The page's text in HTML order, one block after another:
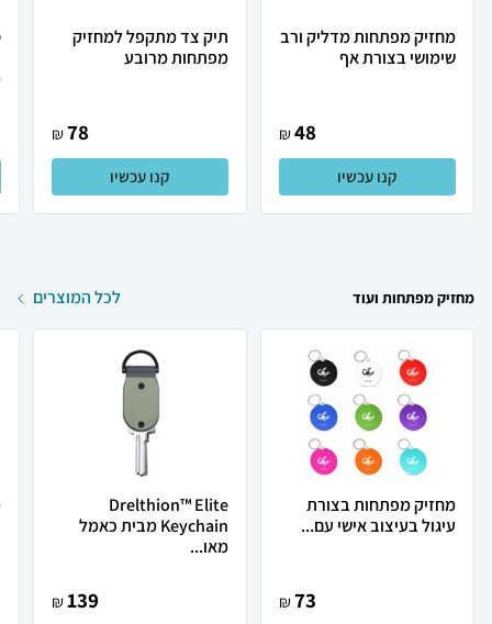
מחזיק מפתחות מדליק ורב
שימושי בצורת אף
48
₪
קנו עכשיו
תיק צד מתקפל למחזיק
מפתחות מרובע
78
₪
קנו עכשיו
מחזיק מפתחות ועוד לכל המוצרים
מחזיק מפתחות בצורת
עיגול בעיצוב אישי עם...
73
₪
Drelthion™ Elite
Keychain מבית כאמל
מאו...
139
₪